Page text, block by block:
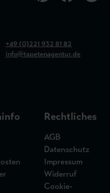
+49 (0)221 932 81 82
info@tapetenagentur.de
Rechtliches
AGB
Datenschutz
Impressum
Widerruf
Cookie-